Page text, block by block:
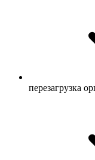
перезагрузка